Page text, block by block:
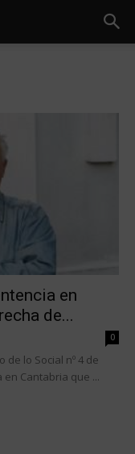
en
de...
0
de lo Social nº 4 de
Cantabria que ...